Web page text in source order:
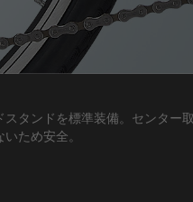
スタンドを標準装備。センター
ため安全。